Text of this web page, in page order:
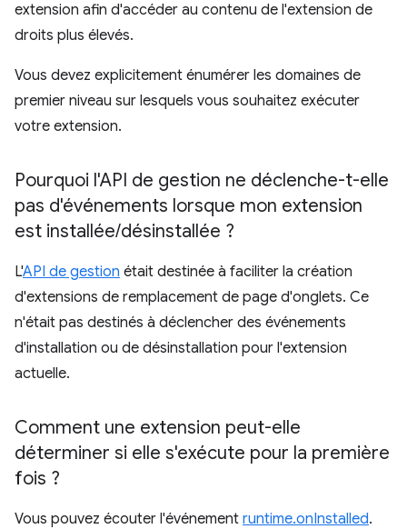
extension afin d'accéder au contenu de l'extension de
droits plus élevés.
Vous devez explicitement énumérer les domaines de
premier niveau sur lesquels vous souhaitez exécuter
votre extension.
Pourquoi l'API de gestion ne déclenche-t-elle
pas d'événements lorsque mon extension
est installée/désinstallée ?
L'API de gestion était destinée à faciliter la création
d'extensions de remplacement de page d'onglets. Ce
n'était pas destinés à déclencher des événements
d'installation ou de désinstallation pour l'extension
actuelle.
Comment une extension peut-elle
déterminer si elle s'exécute pour la première
fois ?
Vous pouvez écouter l'événement runtime.onInstalled.